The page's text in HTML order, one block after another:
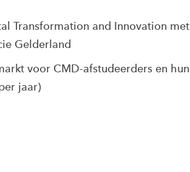
Transformation and Innovation met
Gelderland
voor CMD-afstudeerders en hun
jaar)